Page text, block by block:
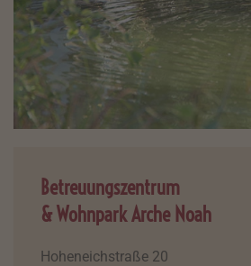
Betreuungszentrum
& Wohnpark Arche Noah
Hoheneichstraße 20